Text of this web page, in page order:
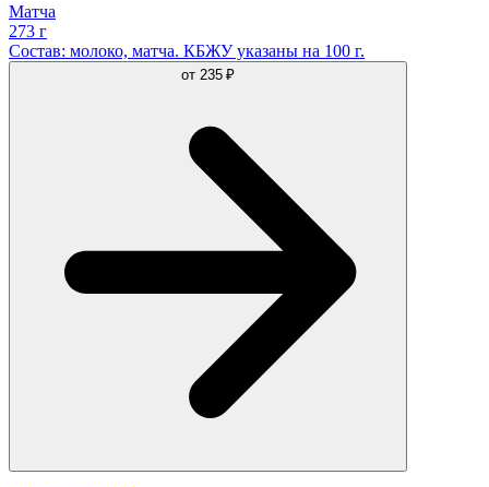
Матча
273 г
Состав: молоко, матча. КБЖУ указаны на 100 г.
от 235 ₽